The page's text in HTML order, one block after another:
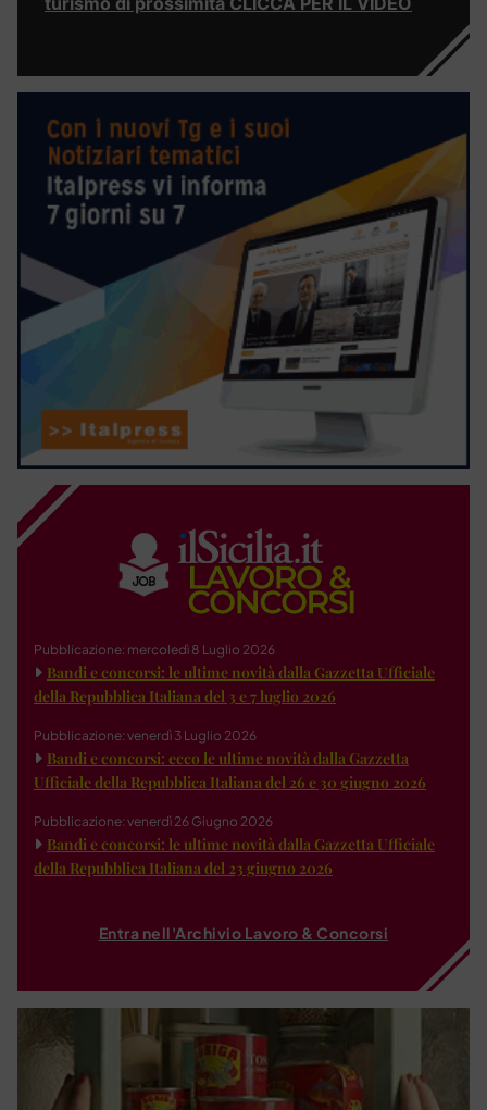
Pubblicazione: mercoledì 8 Luglio 2026
Bandi e concorsi: le ultime novità dalla Gazzetta Ufficiale
della Repubblica Italiana del 3 e 7 luglio 2026
Pubblicazione: venerdì 3 Luglio 2026
Bandi e concorsi: ecco le ultime novità dalla Gazzetta
Ufficiale della Repubblica Italiana del 26 e 30 giugno 2026
Pubblicazione: venerdì 26 Giugno 2026
Bandi e concorsi: le ultime novità dalla Gazzetta Ufficiale
della Repubblica Italiana del 23 giugno 2026
Entra nell'Archivio Lavoro & Concorsi